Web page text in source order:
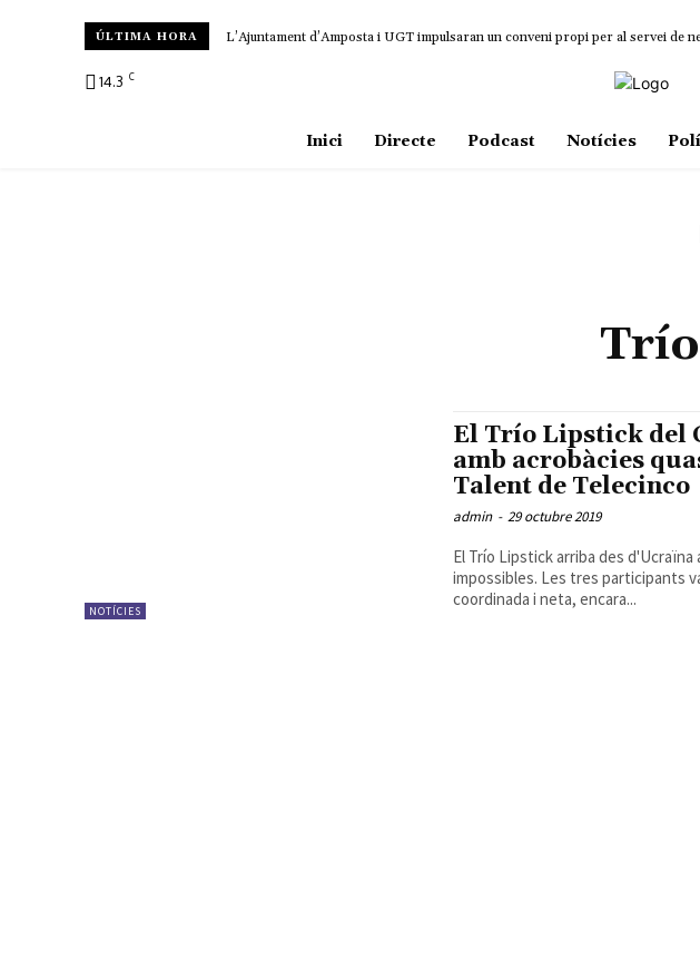
ÚLTIMA HORA L’Ajuntament d’Amposta i UGT impulsaran un conveni propi per al servei de
14.3 C
Inici Directe Podcast Notícies
NOTÍCIES
El Trío Lipstick del
amb acrobàcies
Talent de Telecinco
admin - 29 octubre 2019
El Trío Lipstick arriba des
impossibles. Les tres participants
coordinada i neta, encara...